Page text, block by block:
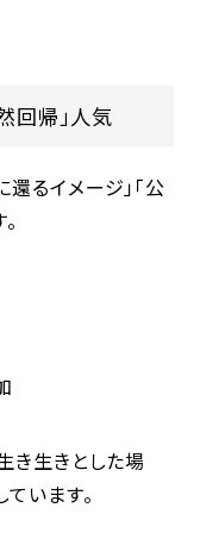
回帰」人気
るイメージ」「公
き生きとした場
います。